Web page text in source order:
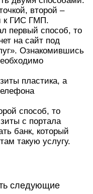
второй –
к ГИС ГМП.
первый способ, то
на сайт под
Ознакомившись
пластика, а
способ, то
с портала
банк, который
такую услугу.
следующие